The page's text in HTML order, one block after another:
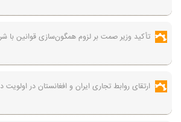
تأکید وزیر صمت بر لزوم همگون‌سازی قوانین با
ارتقای روابط تجاری ایران و افغانستان در